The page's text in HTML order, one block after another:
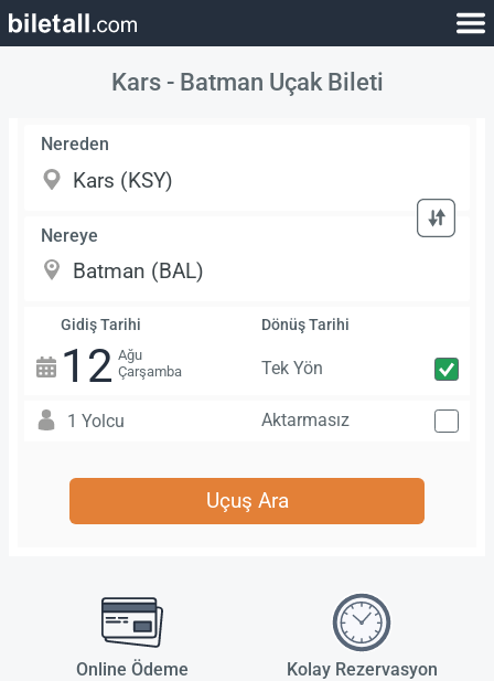
Kars - Batman Uçak Bileti
Nereden
Nereye
Gidiş Tarihi
12 Ağu
Çarşamba
Dönüş Tarihi
Tek Yön
1 Yolcu Aktarmasız
Uçuş Ara
Online Ödeme Kolay Rezervasyon